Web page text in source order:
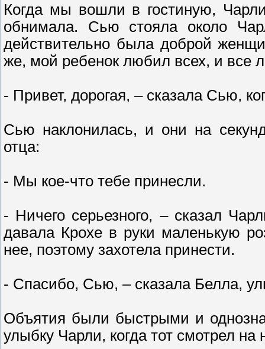
Когда мы вошли в гостиную,
обнимала. Сью стояла около
действительно была доброй
же, мой ребенок любил всех, и все
- Привет, дорогая, – сказала Сью,
Сью наклонилась, и они на
отца:
- Мы кое-что тебе принесли.
- Ничего серьезного, – сказал
давала Крохе в руки маленькую
нее, поэтому захотела принести.
- Спасибо, Сью, – сказала Белла,
Объятия были быстрыми и
улыбку Чарли, когда тот смотрел на